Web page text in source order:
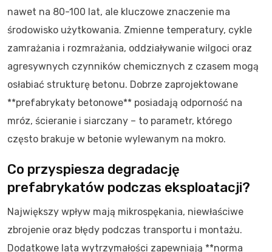
nawet na 80-100 lat, ale kluczowe znaczenie ma
środowisko użytkowania. Zmienne temperatury, cykle
zamrażania i rozmrażania, oddziaływanie wilgoci oraz
agresywnych czynników chemicznych z czasem mogą
osłabiać strukturę betonu. Dobrze zaprojektowane
**prefabrykaty betonowe** posiadają odporność na
mróz, ścieranie i siarczany – to parametr, którego
często brakuje w betonie wylewanym na mokro.
Co przyspiesza degradację
prefabrykatów podczas eksploatacji?
Największy wpływ mają mikrospękania, niewłaściwe
zbrojenie oraz błędy podczas transportu i montażu.
Dodatkowe lata wytrzymałości zapewniają **norma